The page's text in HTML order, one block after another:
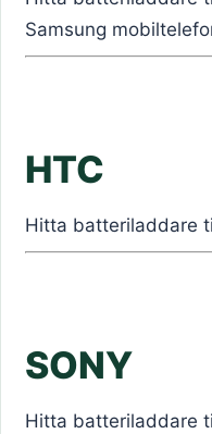
Samsung
HTC
Hitta batteriladdare
SONY
Hitta batteriladdare